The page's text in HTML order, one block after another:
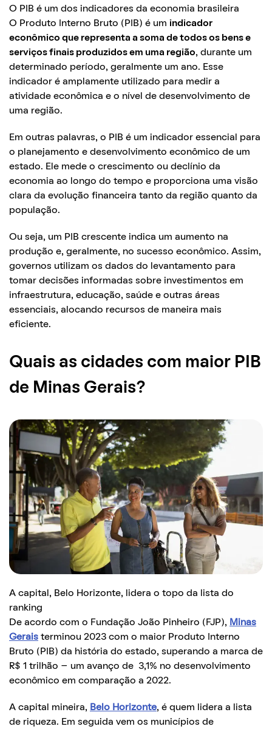
O PIB é um dos indicadores da economia brasileira
O Produto Interno Bruto (PIB) é um indicador
econômico que representa a soma de todos os bens e
serviços finais produzidos em uma região, durante um
determinado período, geralmente um ano. Esse
indicador é amplamente utilizado para medir a
atividade econômica e o nível de desenvolvimento de
uma região.
Em outras palavras, o PIB é um indicador essencial para
o planejamento e desenvolvimento econômico de um
estado. Ele mede o crescimento ou declínio da
economia ao longo do tempo e proporciona uma visão
clara da evolução financeira tanto da região quanto da
população.
Ou seja, um PIB crescente indica um aumento na
produção e, geralmente, no sucesso econômico. Assim,
governos utilizam os dados do levantamento para
tomar decisões informadas sobre investimentos em
infraestrutura, educação, saúde e outras áreas
essenciais, alocando recursos de maneira mais
eficiente.
Quais as cidades com maior PIB
de Minas Gerais?
A capital, Belo Horizonte, lidera o topo da lista do
ranking
De acordo com o Fundação João Pinheiro (FJP), Minas
Gerais terminou 2023 com o maior Produto Interno
Bruto (PIB) da história do estado, superando a marca de
R$ 1 trilhão – um avanço de 3,1% no desenvolvimento
econômico em comparação a 2022.
A capital mineira, Belo Horizonte, é quem lidera a lista
de riqueza. Em seguida vem os municípios de